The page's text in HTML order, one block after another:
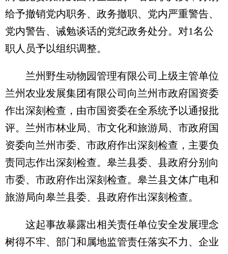
给予撤销党内职务、政务撤职、党内严重警告、
党内警告、诫勉谈话的党纪政务处分。对1名公
职人员予以组织调整。
兰州野生动物园管理有限公司上级主管单位
兰州农业发展集团有限公司向兰州市政府国资委
作出深刻检查，由市国资委在全系统予以通报批
评。兰州市林业局、市文化和旅游局、市政府国
资委向兰州市委、市政府作出深刻检查，主要负
责同志作出深刻检查。皋兰县委、县政府分别向
市委、市政府作出深刻检查。皋兰县文体广电和
旅游局向皋兰县委、县政府作出深刻检查。
这起事故暴露出相关责任单位安全发展理念
树得不牢、部门和属地监管责任落实不力、企业